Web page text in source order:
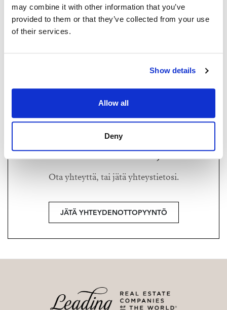
may combine it with other information that you’ve
provided to them or that they’ve collected from your use
of their services.
Show details
Allow all
Deny
Strand Properties,
Haluatko lisätietoja?
Ota yhteyttä, tai jätä yhteystietosi.
JÄTÄ YHTEYDENOTTOPYYNTÖ